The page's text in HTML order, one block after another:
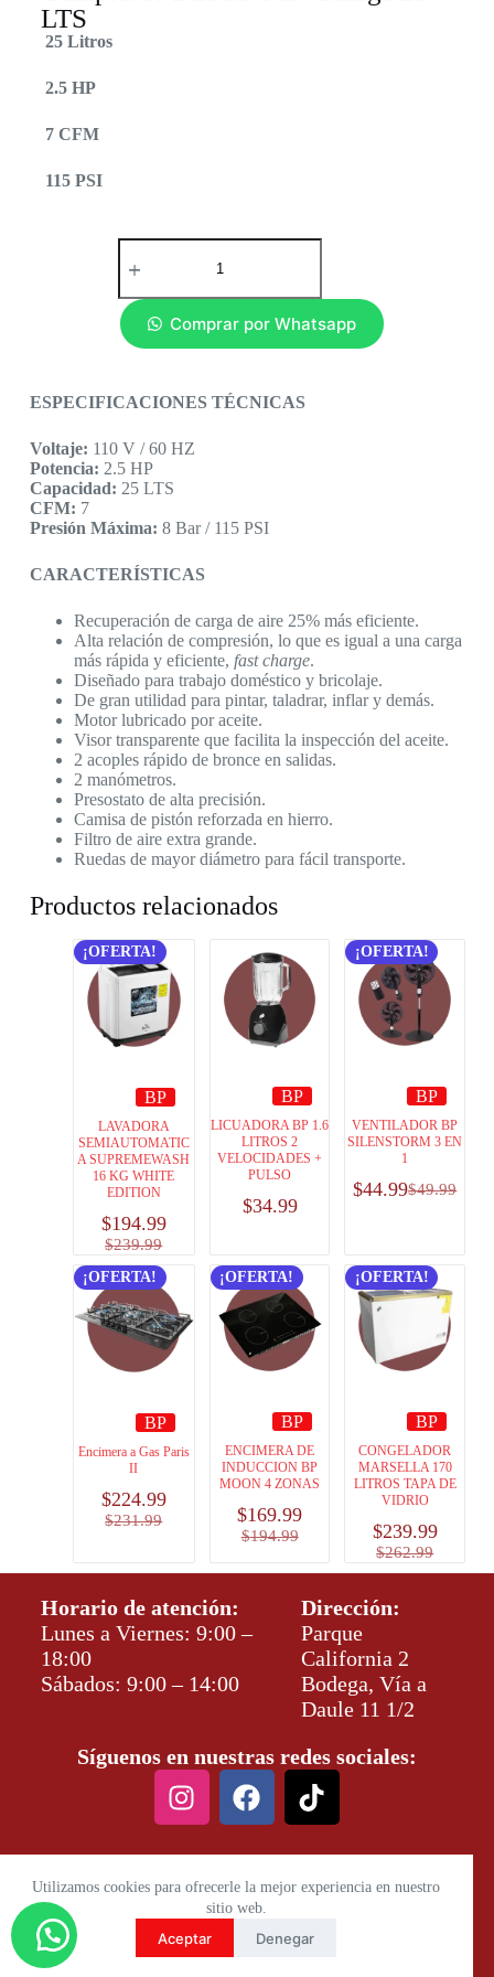
Utilizamos cookies para ofrecerle la mejor experiencia en nuestro
sitio web.
Aceptar Denegar
LTS
25 Litros
2.5 HP
7 CFM
115 PSI
Comprar por Whatsapp
ESPECIFICACIONES TÉCNICAS
Voltaje: 110 V / 60 HZ
Potencia: 2.5 HP
Capacidad: 25 LTS
CFM: 7
Presión Máxima: 8 Bar / 115 PSI
CARACTERÍSTICAS
Recuperación de carga de aire 25% más eficiente.
Alta relación de compresión, lo que es igual a una carga
más rápida y eficiente, fast charge.
Diseñado para trabajo doméstico y bricolaje.
De gran utilidad para pintar, taladrar, inflar y demás.
Motor lubricado por aceite.
Visor transparente que facilita la inspección del aceite.
2 acoples rápido de bronce en salidas.
2 manómetros.
Presostato de alta precisión.
Camisa de pistón reforzada en hierro.
Filtro de aire extra grande.
Ruedas de mayor diámetro para fácil transporte.
Productos relacionados
¡OFERTA!
BP
LAVADORA
SEMIAUTOMATIC
A SUPREMEWASH
16 KG WHITE
EDITION
$239.99
$194.99
BP
LICUADORA BP 1.6
LITROS 2
VELOCIDADES +
PULSO
$34.99
¡OFERTA!
BP
VENTILADOR BP
SILENSTORM 3 EN
1
$49.99
$44.99
¡OFERTA!
BP
Encimera a Gas Paris
II
$231.99
$224.99
¡OFERTA!
BP
ENCIMERA DE
INDUCCION BP
MOON 4 ZONAS
$194.99
$169.99
¡OFERTA!
BP
CONGELADOR
MARSELLA 170
LITROS TAPA DE
VIDRIO
$262.99
$239.99
Horario de atención:
Lunes a Viernes: 9:00 –
18:00
Sábados: 9:00 – 14:00
Dirección:
Parque
California 2
Bodega, Vía a
Daule 11 1/2
Síguenos en nuestras redes sociales: